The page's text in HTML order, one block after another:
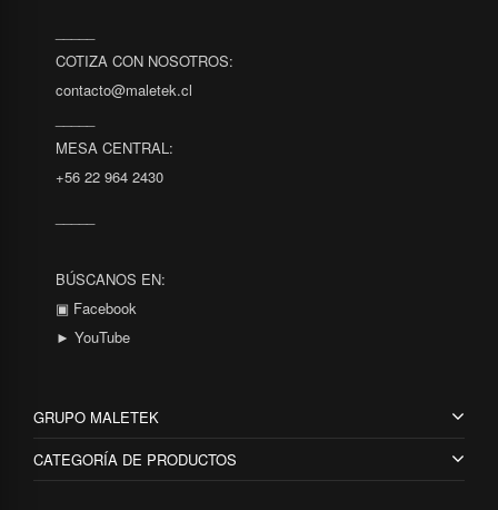
COTIZA CON NOSOTROS:
contacto@maletek.cl
MESA CENTRAL:
+56 22 964 2430
BÚSCANOS EN:
▣ Facebook
► YouTube
GRUPO MALETEK
CATEGORÍA DE PRODUCTOS